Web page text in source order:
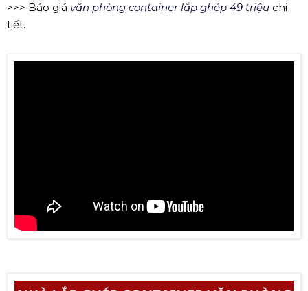
>>> Báo giá văn phòng container lắp ghép 49 triệu chi
tiết.